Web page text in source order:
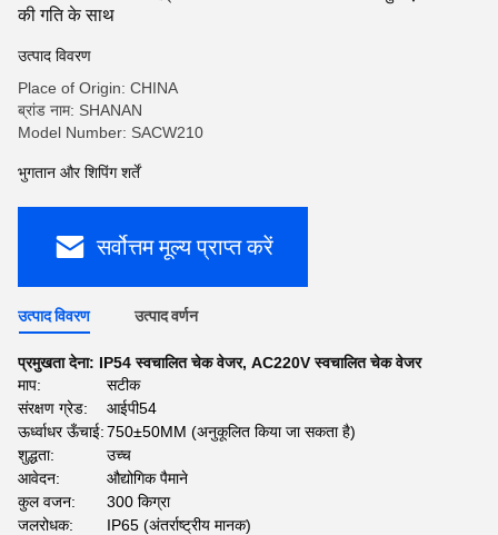
की गति के साथ
उत्पाद विवरण
Place of Origin: CHINA
ब्रांड नाम: SHANAN
Model Number: SACW210
भुगतान और शिपिंग शर्तें
सर्वोत्तम मूल्य प्राप्त करें
उत्पाद विवरण उत्पाद वर्णन
प्रमुखता देना: IP54 स्वचालित चेक वेजर, AC220V स्वचालित चेक वेजर
माप:
सटीक
संरक्षण ग्रेड:
आईपी54
ऊर्ध्वाधर ऊँचाई:750±50MM (अनुकूलित किया जा सकता है)
शुद्धता:
उच्च
आवेदन:
औद्योगिक पैमाने
कुल वजन:
300 किग्रा
जलरोधक:
IP65 (अंतर्राष्ट्रीय मानक)